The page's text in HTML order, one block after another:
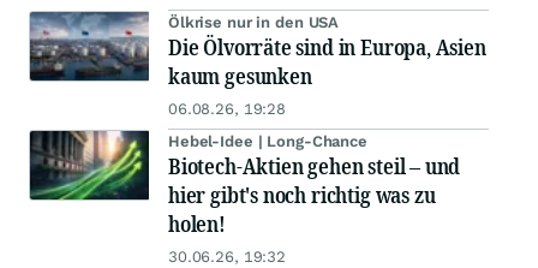
Ölkrise nur in den USA
Die Ölvorräte sind in Europa, Asien
kaum gesunken
06.08.26, 19:28
Hebel-Idee | Long-Chance
Biotech-Aktien gehen steil – und
hier gibt's noch richtig was zu
holen!
30.06.26, 19:32